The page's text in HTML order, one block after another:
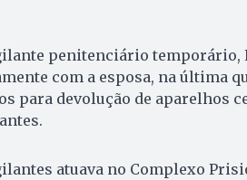
penitenciário temporário,
com a esposa, na última
para devolução de aparelhos
atuava no Complexo